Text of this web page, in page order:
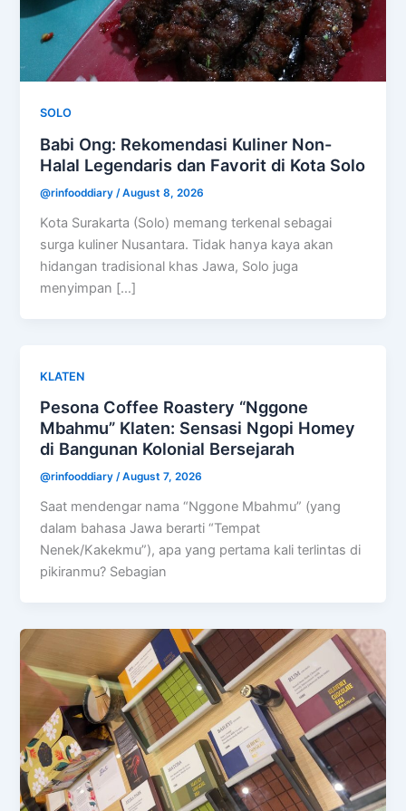
SOLO
Babi Ong: Rekomendasi Kuliner Non-
Halal Legendaris dan Favorit di Kota Solo
@rinfooddiary /August 8, 2026
Kota Surakarta (Solo) memang terkenal sebagai
surga kuliner Nusantara. Tidak hanya kaya akan
hidangan tradisional khas Jawa, Solo juga
menyimpan […]
KLATEN
Pesona Coffee Roastery “Nggone
Mbahmu” Klaten: Sensasi Ngopi Homey
di Bangunan Kolonial Bersejarah
@rinfooddiary/August 7, 2026
Saat mendengar nama “Nggone Mbahmu” (yang
dalam bahasa Jawa berarti “Tempat
Nenek/Kakekmu”), apa yang pertama kali terlintas di
pikiranmu? Sebagian